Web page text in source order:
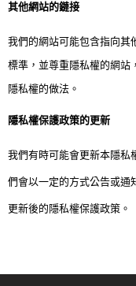
其他網站的鏈接
我們的網站可能包含指向其
標準，並尊重隱私權的網站
隱私權的做法。
隱私權保護政策的更新
我們有時可能會更新本隱私
們會以一定的方式公告或通
更新後的隱私權保護政策。